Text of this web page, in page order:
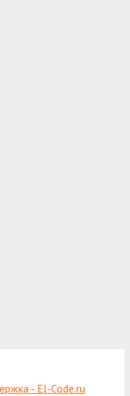
- El-Code.ru